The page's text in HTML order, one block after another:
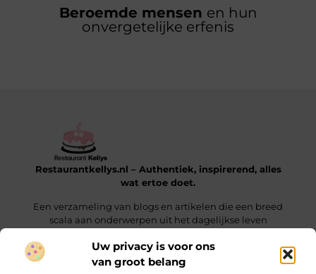
Uw privacy is voor ons
van groot belang
Beroemde mensen en hun
onvergetelijke erfenis
Restaurantkellys.nl – Authentiek, inspirerend, alles
wat ertoe doet.
Een verzameling van blogs en artikelen die een breed
scala aan onderwerpen uit het dagelijkse leven
Onze informatie